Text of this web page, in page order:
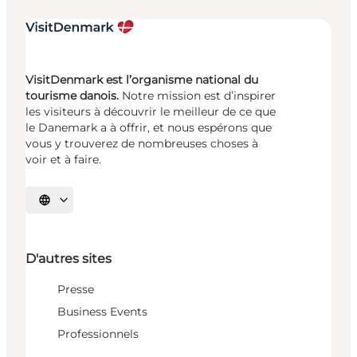
VisitDenmark est l’organisme national du
tourisme danois. Notre mission est d’inspirer
les visiteurs à découvrir le meilleur de ce que
le Danemark a à offrir, et nous espérons que
vous y trouverez de nombreuses choses à
voir et à faire.
Choisissez la langue
D'autres sites
Presse
Business Events
Professionnels